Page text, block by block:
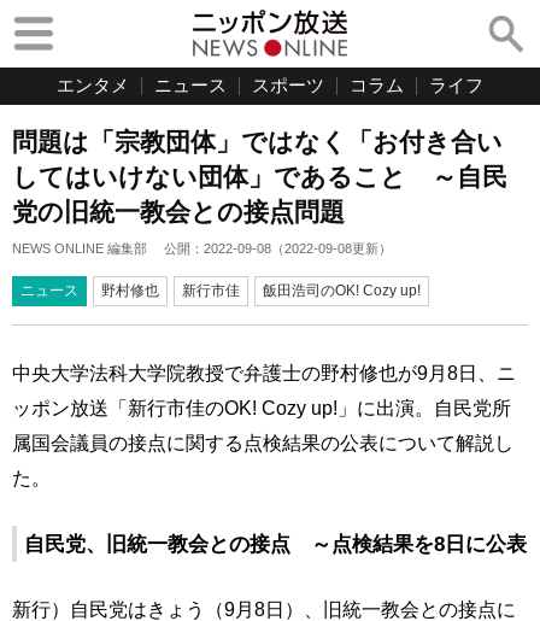
エンタメ ニュース スポーツ コラム ライフ
問題は「宗教団体」ではなく「お付き合い
してはいけない団体」であること ～自民
党の旧統一教会との接点問題
NEWS ONLINE 編集部 公開： 2022-09-08 （2022-09-08更新）
ニュース 野村修也 新行市佳 飯田浩司のOK! Cozy up!
中央大学法科大学院教授で弁護士の野村修也が9月8日、ニ
ッポン放送「新行市佳のOK! Cozy up!」に出演。自民党所
属国会議員の接点に関する点検結果の公表について解説し
た。
自民党、旧統一教会との接点 ～点検結果を8日に公表
新行）自民党はきょう（9月8日）、旧統一教会との接点に